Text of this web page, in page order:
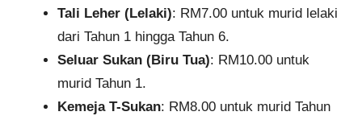
Tali Leher (Lelaki): RM7.00 untuk murid lelaki
dari Tahun 1 hingga Tahun 6.
Seluar Sukan (Biru Tua): RM10.00 untuk
murid Tahun 1.​
Kemeja T-Sukan: RM8.00 untuk murid Tahun